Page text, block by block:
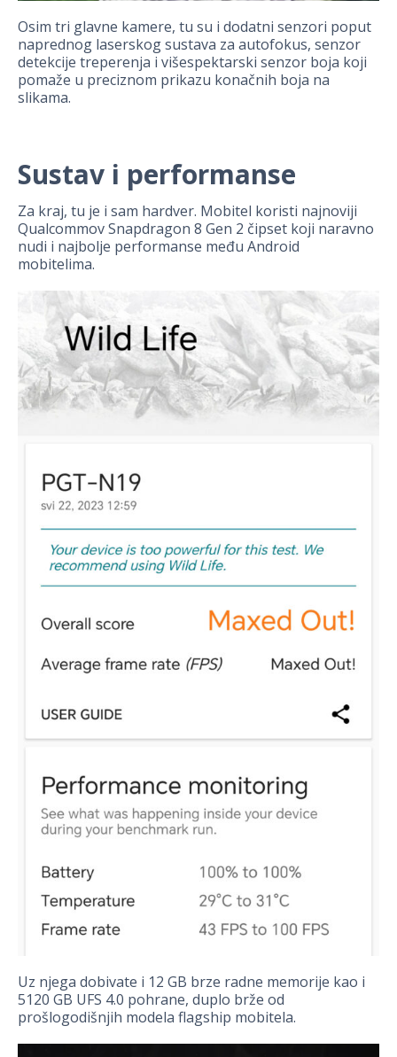
Osim tri glavne kamere, tu su i dodatni senzori poput
naprednog laserskog sustava za autofokus, senzor
detekcije treperenja i višespektarski senzor boja koji
pomaže u preciznom prikazu konačnih boja na
slikama.
Sustav i performanse
Za kraj, tu je i sam hardver. Mobitel koristi najnoviji
Qualcommov Snapdragon 8 Gen 2 čipset koji naravno
nudi i najbolje performanse među Android
mobitelima.
Uz njega dobivate i 12 GB brze radne memorije kao i
5120 GB UFS 4.0 pohrane, duplo brže od
prošlogodišnjih modela flagship mobitela.